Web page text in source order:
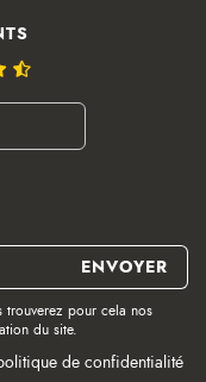
trouverez pour cela nos
du site.
de confidentialité